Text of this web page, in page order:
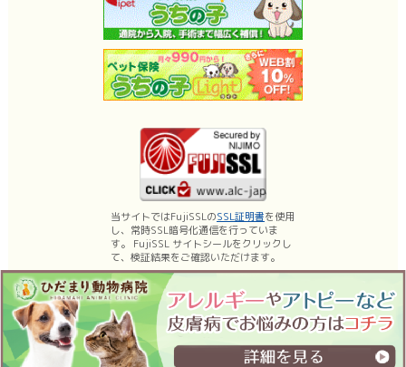
当サイトではFujiSSLのSSL証明書を使用
し、常時SSL暗号化通信を行っていま
す。 FujiSSL サイトシールをクリックし
て、検証結果をご確認いただけます。
名古屋市昭和区の動物病院、ひだまり動物病院は、薬浴などの皮膚科診療、乳
腺腫瘍手術・体表腫瘤切除などの日帰り手術に力を入れております。